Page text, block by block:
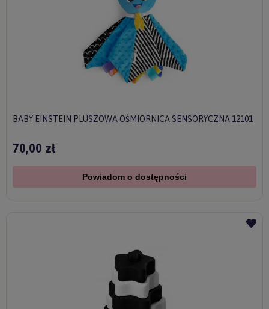
BABY EINSTEIN PLUSZOWA OŚMIORNICA SENSORYCZNA 12101
70,00 zł
Powiadom o dostępności